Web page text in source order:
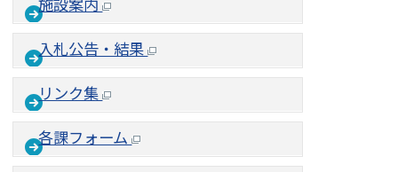
施設案内
入札公告・結果
リンク集
各課フォーム